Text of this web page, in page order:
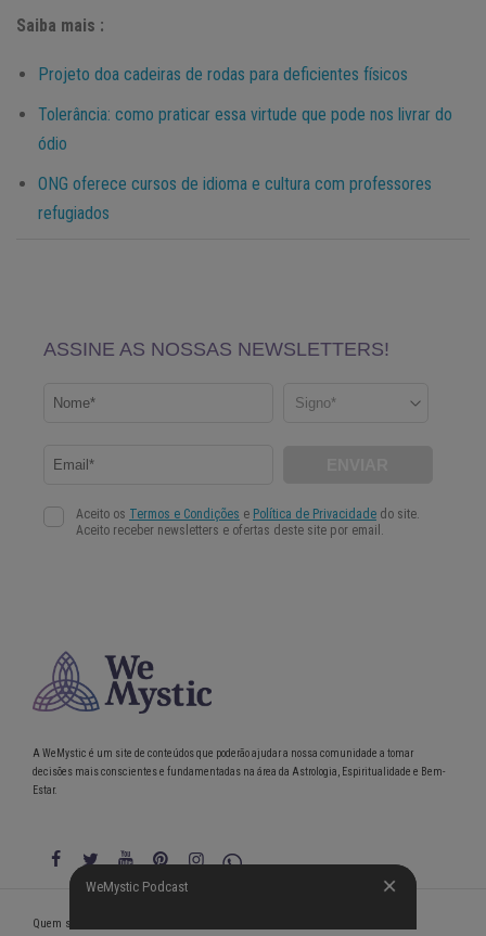
Saiba mais :
Projeto doa cadeiras de rodas para deficientes físicos
Tolerância: como praticar essa virtude que pode nos livrar do
ódio
ONG oferece cursos de idioma e cultura com professores
refugiados
WeMystic Podcast
A WeMystic é um site de conteúdos que poderão ajudar a nossa comunidade a tomar
decisões mais conscientes e fundamentadas na área da Astrologia, Espiritualidade e Bem-
Estar.
WeMystic Podcast
Quem somos